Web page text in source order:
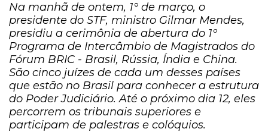
Na manhã de ontem, 1° de março, o
presidente do STF, ministro Gilmar Mendes,
presidiu a cerimônia de abertura do 1º
Programa de Intercâmbio de Magistrados do
Fórum BRIC - Brasil, Rússia, Índia e China.
São cinco juízes de cada um desses países
que estão no Brasil para conhecer a estrutura
do Poder Judiciário. Até o próximo dia 12, eles
percorrem os tribunais superiores e
participam de palestras e colóquios.